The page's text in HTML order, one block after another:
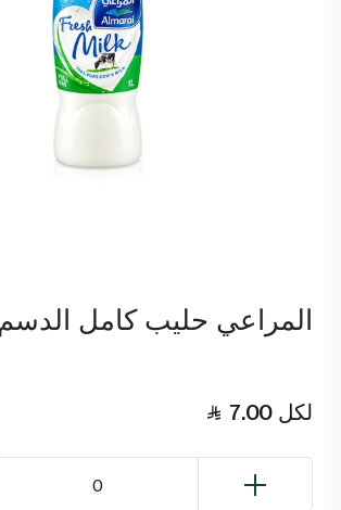
المراعي حليب كامل الدسم 1 لتر
7.00 لكل
0